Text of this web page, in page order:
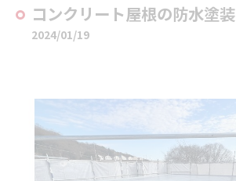
コンクリート屋根の防水塗装
2024/01/19